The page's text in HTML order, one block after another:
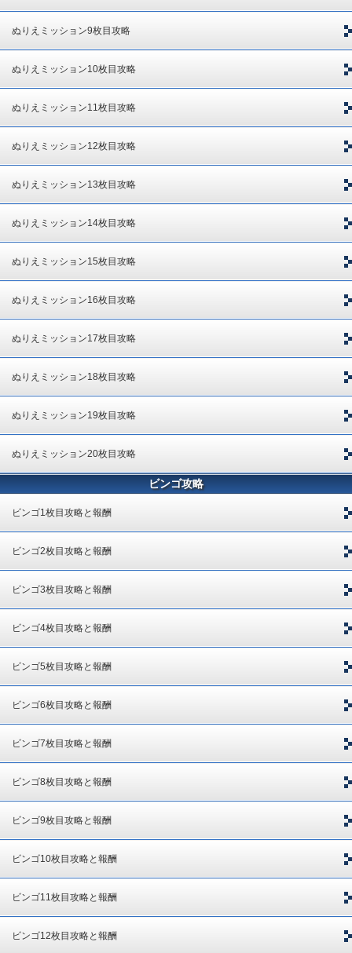
ぬりえミッション9枚目攻略
ぬりえミッション10枚目攻略
ぬりえミッション11枚目攻略
ぬりえミッション12枚目攻略
ぬりえミッション13枚目攻略
ぬりえミッション14枚目攻略
ぬりえミッション15枚目攻略
ぬりえミッション16枚目攻略
ぬりえミッション17枚目攻略
ぬりえミッション18枚目攻略
ぬりえミッション19枚目攻略
ぬりえミッション20枚目攻略
ビンゴ攻略
ビンゴ1枚目攻略と報酬
ビンゴ2枚目攻略と報酬
ビンゴ3枚目攻略と報酬
ビンゴ4枚目攻略と報酬
ビンゴ5枚目攻略と報酬
ビンゴ6枚目攻略と報酬
ビンゴ7枚目攻略と報酬
ビンゴ8枚目攻略と報酬
ビンゴ9枚目攻略と報酬
ビンゴ10枚目攻略と報酬
ビンゴ11枚目攻略と報酬
ビンゴ12枚目攻略と報酬